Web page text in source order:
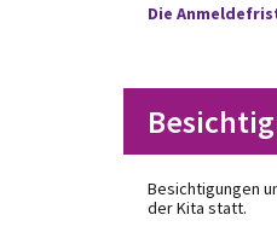
Die
Besichtigungen
der Kita statt.